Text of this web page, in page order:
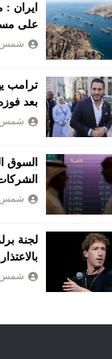
ايران
على
شمس
ترامب
بعد
شمس
السوق
شمس
لجنة
شمس